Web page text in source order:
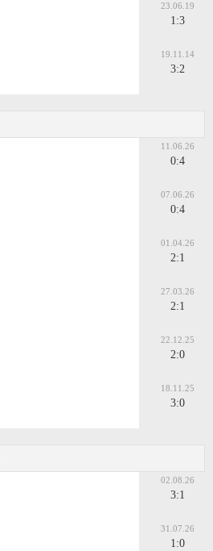
23.06.19
1:3
19.11.14
3:2
11.06.26
0:4
07.06.26
0:4
01.04.26
2:1
27.03.26
2:1
22.12.25
2:0
18.11.25
3:0
02.08.26
3:1
31.07.26
1:0